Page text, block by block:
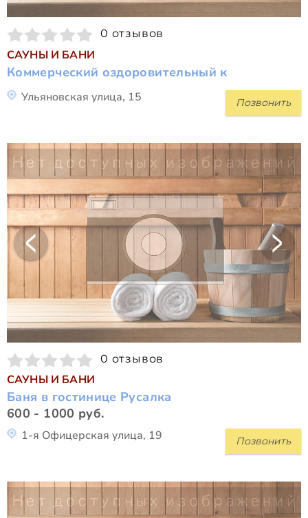
0 отзывов
САУНЫ И БАНИ
Коммерческий оздоровительный к
Позвонить
Ульяновская улица, 15
0 отзывов
САУНЫ И БАНИ
Баня в гостинице Русалка
600 - 1000 руб.
Позвонить
1-я Офицерская улица, 19